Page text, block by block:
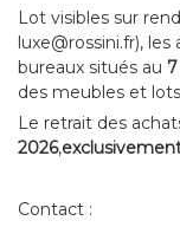
Lot visibles sur
luxe@rossini.fr),
bureaux situés au
des meubles et
Le retrait des
2026,
Contact :